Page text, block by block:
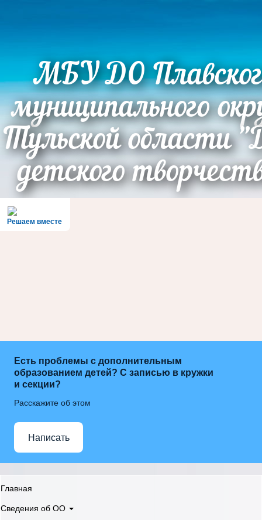
МБУ ДО
муниципального
Тульской области
детского
Решаем вместе
Есть проблемы с дополнительным
образованием детей? С записью в кружки
и секции?
Расскажите об этом
Написать
Главная
Сведения об ОО